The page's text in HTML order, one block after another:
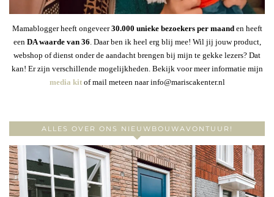
Mamablogger heeft ongeveer30.000 unieke bezoekers per maanden heeft
een DA waarde van 36 . Daar ben ik heel erg blij mee! Wil jij jouw product,
webshop of dienst onder de aandacht brengen bij mijn te gekke lezers? Dat
kan! Er zijn verschillende mogelijkheden. Bekijk voor meer informatie mijn
media kitof mail meteen naar info@mariscakenter.nl
ALLES OVER ONS NIEUWBOUWAVONTUUR!